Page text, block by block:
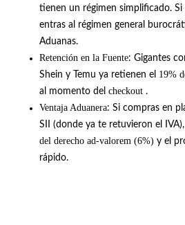
tienen un régimen simplificado. Si
entras al régimen general
Aduanas.
Retención en la Fuente: Gigantes
Shein y Temu ya retienen el 19%
al momento del checkout .
Ventaja Aduanera: Si compras en
SII (donde ya te retuvieron el
del derecho ad-valorem (6%) y el
rápido.